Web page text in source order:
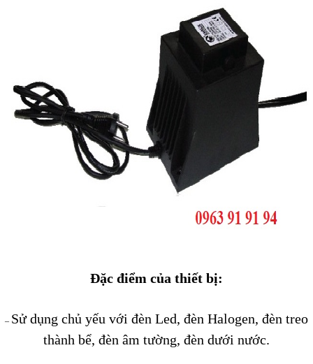
Đặc điểm của thiết bị:
– Sử dụng chủ yếu với đèn Led, đèn Halogen, đèn treo
thành bể, đèn âm tường, đèn dưới nước.